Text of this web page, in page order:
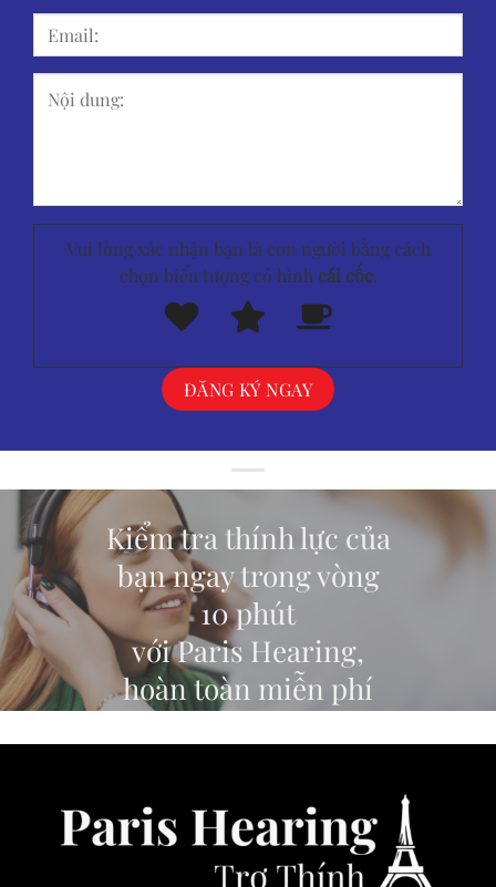
Vui lòng xác nhận bạn là con người bằng cách
chọn biểu tượng có hình cái cốc.
Kiểm tra thính lực của
bạn ngay trong vòng
10 phút
với Paris Hearing,
hoàn toàn miễn phí